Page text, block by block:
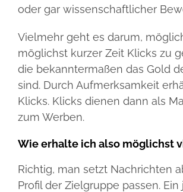
oder gar wissenschaftlicher
Vielmehr geht es darum,
möglichst kurzer Zeit Klicks zu
die bekanntermaßen das Gold
sind. Durch Aufmerksamkeit
Klicks. Klicks dienen dann als
zum Werben.
Wie erhalte ich also möglichst
Richtig, man setzt Nachrichten
Profil der Zielgruppe passen.